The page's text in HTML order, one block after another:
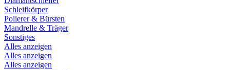
Schleifkörper
Polierer & Bürsten
Mandrelle & Träger
Sonstiges
Alles anzeigen
Alles anzeigen
Alles anzeigen